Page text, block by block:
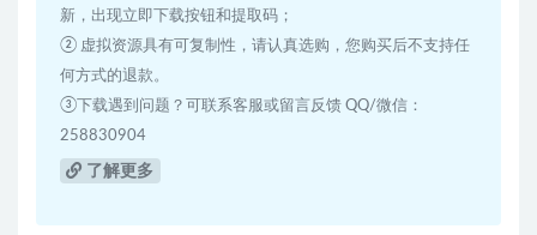
新，出现立即下载按钮和提取码；
② 虚拟资源具有可复制性，请认真选购，您购买后不支持任
何方式的退款。
③下载遇到问题？可联系客服或留言反馈 QQ/微信：
258830904
了解更多